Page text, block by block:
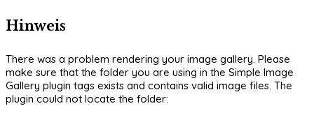
Hinweis
There was a problem rendering your image gallery. Please
make sure that the folder you are using in the Simple Image
Gallery plugin tags exists and contains valid image files. The
plugin could not locate the folder: